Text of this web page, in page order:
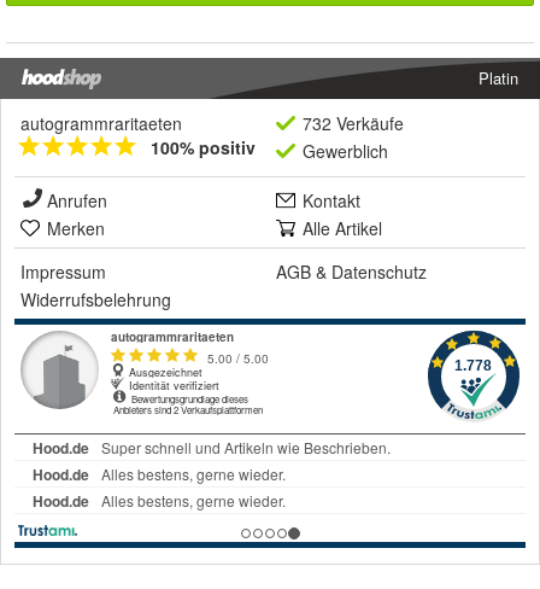
Platin
autogrammraritaeten
100% positiv
732 Verkäufe
Gewerblich
Anrufen
Kontakt
Merken
Alle Artikel
Impressum
AGB & Datenschutz
Widerrufsbelehrung